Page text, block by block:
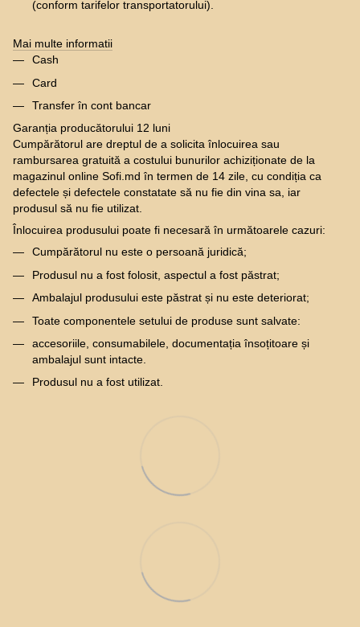
(conform tarifelor transportatorului).
Mai multe informatii
Cash
Card
Transfer în cont bancar
Garanția producătorului 12 luni
Cumpărătorul are dreptul de a solicita înlocuirea sau
rambursarea gratuită a costului bunurilor achiziționate de la
magazinul online Sofi.md în termen de 14 zile, cu condiția ca
defectele și defectele constatate să nu fie din vina sa, iar
produsul să nu fie utilizat.
Înlocuirea produsului poate fi necesară în următoarele cazuri:
Cumpărătorul nu este o persoană juridică;
Produsul nu a fost folosit, aspectul a fost păstrat;
Ambalajul produsului este păstrat și nu este deteriorat;
Toate componentele setului de produse sunt salvate:
accesoriile, consumabilele, documentația însoțitoare și
ambalajul sunt intacte.
Produsul nu a fost utilizat.